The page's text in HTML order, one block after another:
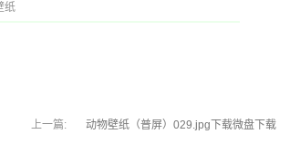
纸
上一篇: 动物壁纸（普屏）029.jpg下载微盘下载